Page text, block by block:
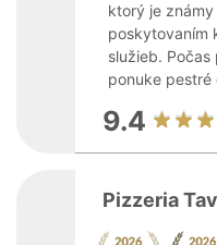
ktorý je
poskytovaním
služieb.
ponuke pestré
9.4
Pizzeria